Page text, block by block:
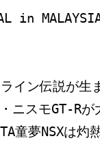
in
イン伝説が生
ニスモGT-Rが
童夢NSXは灼